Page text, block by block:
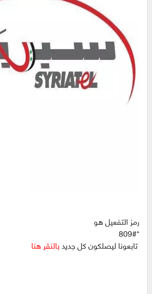
رمز التفعيل هو
*809#
تابعونا ليصلكون كل جديدبالنقر هنا